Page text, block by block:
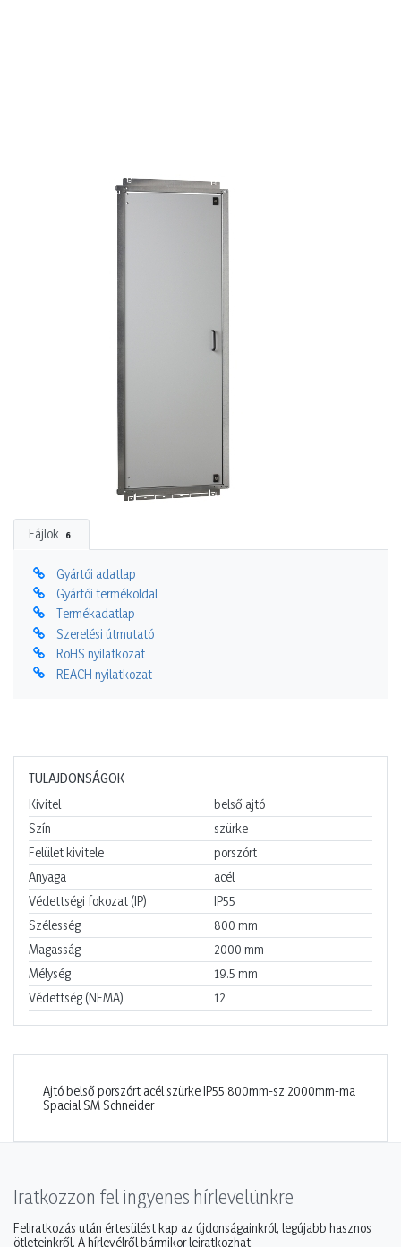
Fájlok 6
Gyártói adatlap
Gyártói termékoldal
Termékadatlap
Szerelési útmutató
RoHS nyilatkozat
REACH nyilatkozat
TULAJDONSÁGOK
Kivitel
belső ajtó
Szín
szürke
Felület kivitele
porszórt
Anyaga
acél
Védettségi fokozat (IP)
IP55
Szélesség
800 mm
Magasság
2000 mm
Mélység
19.5 mm
Védettség (NEMA)
12
Ajtó belső porszórt acél szürke IP55 800mm-sz 2000mm-ma
Spacial SM Schneider
Iratkozzon fel ingyenes hírlevelünkre
Feliratkozás után értesülést kap az újdonságainkról, legújabb hasznos
ötleteinkről. A hírlevélről bármikor leiratkozhat.